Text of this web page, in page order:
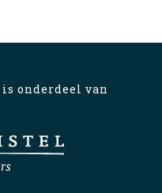
onderdeel van